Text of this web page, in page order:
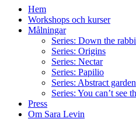
Hem
Workshops och kurser
Målningar
Series: Down the
Series: Origins
Series: Nectar
Series: Papilio
Series: Abstract garden
Series: You can’t see
Press
Om Sara Levin